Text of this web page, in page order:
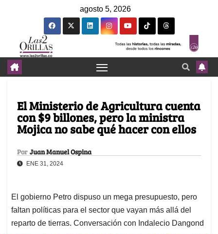
agosto 5, 2026
El Ministerio de Agricultura cuenta
con $9 billones, pero la ministra
Mojica no sabe qué hacer con ellos
Por Juan Manuel Ospina
ENE 31, 2024
El gobierno Petro dispuso un mega presupuesto, pero
faltan políticas para el sector que vayan más allá del
reparto de tierras. Conversación con Indalecio Dangond